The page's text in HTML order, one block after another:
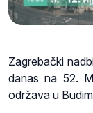
Zagrebački
danas na 52.
održava u